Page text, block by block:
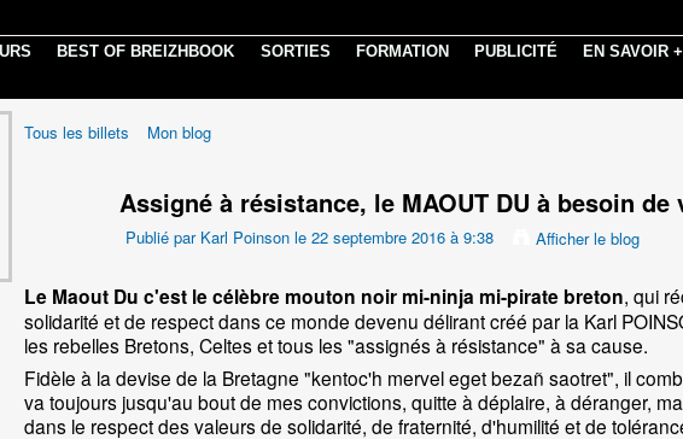
BEST OF BREIZHBOOK SORTIES FORMATION PUBLICITÉ
EN SAVOIR +
Tous les billets Mon blog
Assigné à résistance, le MAOUT DU à besoin de
Publié par Karl Poinson le 22 septembre 2016 à 9:38 Afficher le blog
Le Maout Du c'est le célèbre mouton noir mi-ninja mi-pirate breton, qui
solidarité et de respect dans ce monde devenu délirantcréé par la Karl
les rebelles Bretons, Celtes et tous les "assignés à résistance" à sa cause.
Fidèle à la devise de la Bretagne "kentoc'h mervel eget bezañ saotret", il
va toujours jusqu'au bout de mes convictions, quitte à déplaire, à déranger,
dans le respect des valeurs de solidarité, de fraternité, d'humilité et de